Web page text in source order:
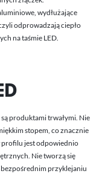
wydłużające
odprowadzają ciepło
na taśmie LED.
są produktami trwałymi. Nie
stopem, co znacznie
profilu jest odpowiednio
Nie tworzą się
przyklejaniu